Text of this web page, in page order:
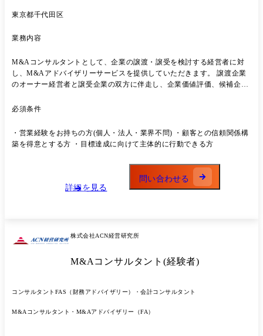
東京都千代田区
業務内容
M&Aコンサルタントとして、企業の譲渡・譲受を検討する経営者に対
し、M&Aアドバイザリーサービスを提供していただきます。 譲渡企業
のオーナー経営者と譲受企業の双方に伴走し、企業価値評価、候補企業
関係構築から案件成約まで携わることができるため、高い営業力・提案
サルタントとして、企業の譲渡・譲受を検討する経営者に対し、M&A
アドバイザリーサービスを提供していただきます。 <主な業務内容> ・
結 ・企業概要書(IM)の作成 ・譲受候補企業の選定および開拓 ・譲受企
業への提案活動 ・トップ面談の調整および支援 ・デューデリジェンス
や条件交渉のサポート ・成約に向けたプロジェクト推進 <入社後の流れ
必須条件
・営業経験をお持ちの方(個人・法人・業界不問) ・顧客との信頼関係構
築を得意とする方 ・目標達成に向けて主体的に行動できる方
詳細を見る
問い合わせる
株式会社ACN経営研究所
M&Aコンサルタント(経験者)
コンサルタント FAS（財務アドバイザリー）・会計コンサルタント
M&Aコンサルタント・M&Aアドバイザリー（FA）